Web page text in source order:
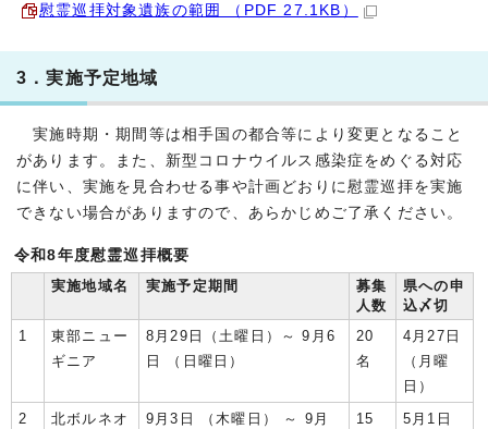
慰霊巡拝対象遺族の範囲 （PDF 27.1KB）
3．実施予定地域
実施時期・期間等は相手国の都合等により変更となること
があります。また、新型コロナウイルス感染症をめぐる対応
に伴い、実施を見合わせる事や計画どおりに慰霊巡拝を実施
できない場合がありますので、あらかじめご了承ください。
令和8年度慰霊巡拝概要
実施地域名
実施予定期間
募集
人数
県への申
込〆切
1
東部ニュー
ギニア
8月29日（土曜日）～ 9月6
日 （日曜日）
20
名
4月27日
（月曜
日）
2
北ボルネオ
9月3日 （木曜日） ～ 9月
15
5月1日